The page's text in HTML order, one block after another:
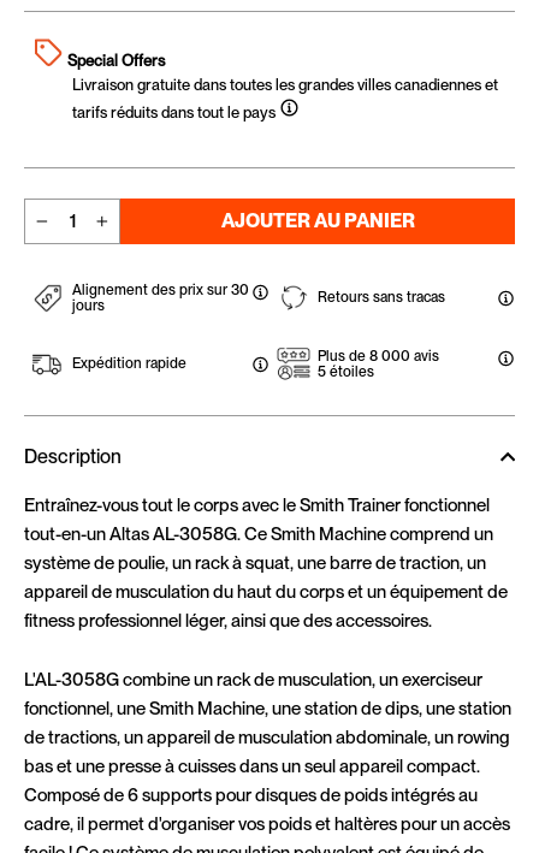
Special Offers
Livraison gratuite dans toutes les grandes villes canadiennes et
tarifs réduits dans tout le pays
AJOUTER AU PANIER
Alignement des prix sur 30
jours
Expédition rapide
Retours sans tracas
Plus de 8 000 avis
5 étoiles
Description
Entraînez-vous tout le corps avec le Smith Trainer fonctionnel
tout-en-un Altas AL-3058G. Ce Smith Machine comprend un
système de poulie, un rack à squat, une barre de traction, un
appareil de musculation du haut du corps et un équipement de
fitness professionnel léger, ainsi que des accessoires.
L'AL-3058G combine un rack de musculation, un exerciseur
fonctionnel, une Smith Machine, une station de dips, une station
de tractions, un appareil de musculation abdominale, un rowing
bas et une presse à cuisses dans un seul appareil compact.
Composé de 6 supports pour disques de poids intégrés au
cadre, il permet d'organiser vos poids et haltères pour un accès